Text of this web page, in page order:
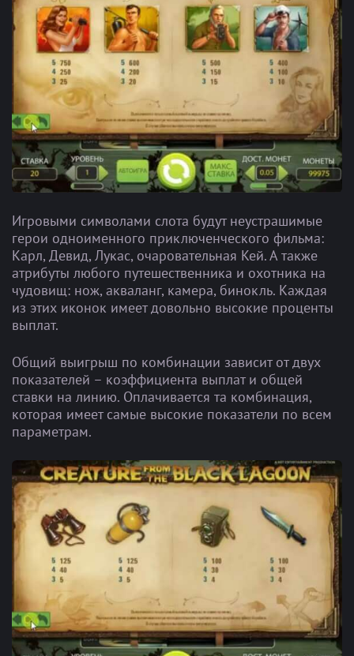
Игровыми символами слота будут неустрашимые
герои одноименного приключенческого фильма:
Карл, Девид, Лукас, очаровательная Кей. А также
атрибуты любого путешественника и охотника на
чудовищ: нож, акваланг, камера, бинокль. Каждая
из этих иконок имеет довольно высокие проценты
выплат.
Общий выигрыш по комбинации зависит от двух
показателей – коэффициента выплат и общей
ставки на линию. Оплачивается та комбинация,
которая имеет самые высокие показатели по всем
параметрам.